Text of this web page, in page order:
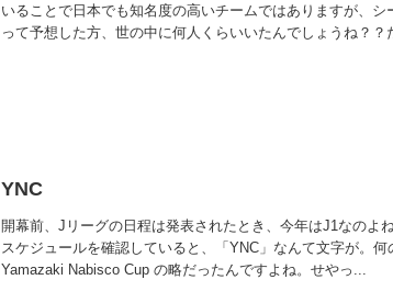
いることで日本でも知名度の高いチームではありますが、
って予想した方、世の中に何人くらいいたんでしょうね？？
YNC
開幕前、Jリーグの日程は発表されたとき、今年はJ1なのよ
スケジュールを確認していると、「YNC」なんて文字が。何
Yamazaki Nabisco Cup の略だったんですよね。せやっ...